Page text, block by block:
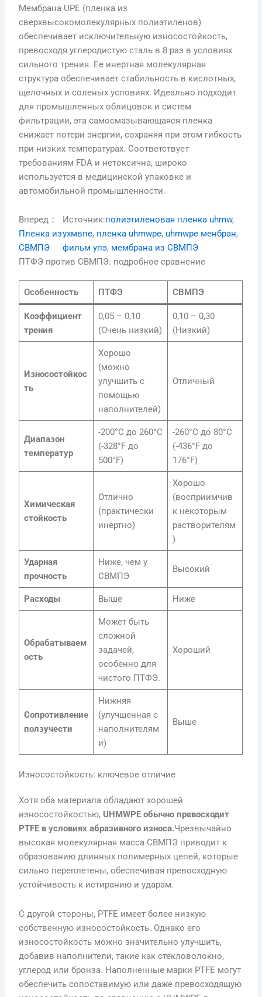
Мембрана UPE (пленка из
сверхвысокомолекулярных полиэтиленов)
обеспечивает исключительную износостойкость,
превосходя углеродистую сталь в 8 раз в условиях
сильного трения. Ее инертная молекулярная
структура обеспечивает стабильность в кислотных,
щелочных и соленых условиях. Идеально подходит
для промышленных облицовок и систем
фильтрации, эта самосмазывающаяся пленка
снижает потери энергии, сохраняя при этом гибкость
при низких температурах. Соответствует
требованиям FDA и нетоксична, широко
используется в медицинской упаковке и
автомобильной промышленности.
Вперед：
Пленка из
СВМПЭ
Источник:полиэтиленовая пленка uhmw,
ухмвпе, пленка uhmwpe, uhmwpe менбран ,
фильм упэ, мембрана из СВМПЭ
ПТФЭ против СВМПЭ: подробное сравнение
Особенность ПТФЭ СВМПЭ
Коэффициент
трения
0,05 – 0,10
(Очень низкий)
0,10 – 0,30
(Низкий)
Износостойкос
ть
Хорошо
(можно
улучшить с
помощью
наполнителей)
Отличный
Диапазон
температур
-200°C до 260°C
(-328°F до
500°F)
-260°C до 80°C
(-436°F до
176°F)
Химическая
стойкость
Отлично
(практически
инертно)
Хорошо
(восприимчив
к некоторым
растворителям
)
Ударная
прочность
Ниже, чем у
СВМПЭ
Высокий
Расходы Выше Ниже
Обрабатываем
ость
Может быть
сложной
задачей,
особенно для
чистого ПТФЭ.
Хороший
Сопротивление
ползучести
Нижняя
(улучшенная с
наполнителям
и)
Выше
Износостойкость: ключевое отличие
Хотя оба материала обладают хорошей
износостойкостью, UHMWPE обычно превосходит
PTFE в условиях абразивного износа.Чрезвычайно
высокая молекулярная масса СВМПЭ приводит к
образованию длинных полимерных цепей, которые
сильно переплетены, обеспечивая превосходную
устойчивость к истиранию и ударам.
С другой стороны, PTFE имеет более низкую
собственную износостойкость. Однако его
износостойкость можно значительно улучшить,
добавив наполнители, такие как стекловолокно,
углерод или бронза. Наполненные марки PTFE могут
обеспечить сопоставимую или даже превосходящую